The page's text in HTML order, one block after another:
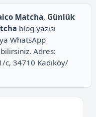
Matcha, Günlük
blog yazısı
WhatsApp
Adres:
c, 34710 Kadıköy/